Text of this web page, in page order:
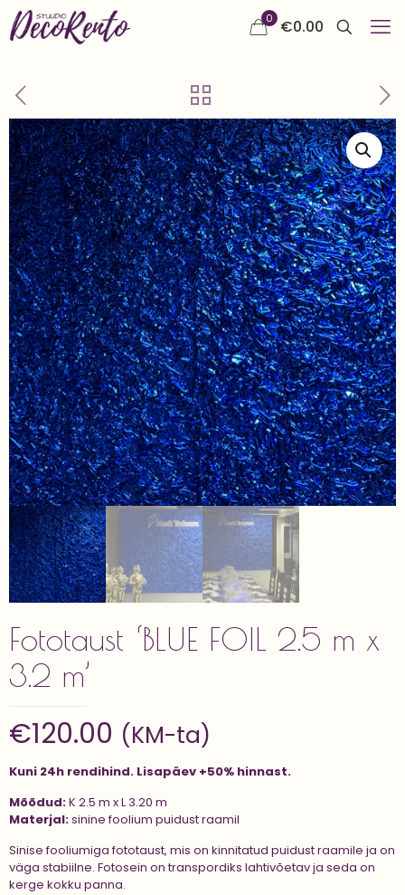
0 €0.00
Fototaust ‘BLUE FOIL 2.5 m x
3.2 m’
€120.00 (KM-ta)
Kuni 24h rendihind. Lisapäev +50% hinnast.
Mõõdud:K 2.5 m x L 3.20 m
Materjal:sinine foolium puidust raamil
Sinise fooliumiga fototaust, mis on kinnitatud puidust raamile ja on
väga stabiilne. Fotosein on transpordiks lahtivõetav ja seda on
kerge kokku panna.